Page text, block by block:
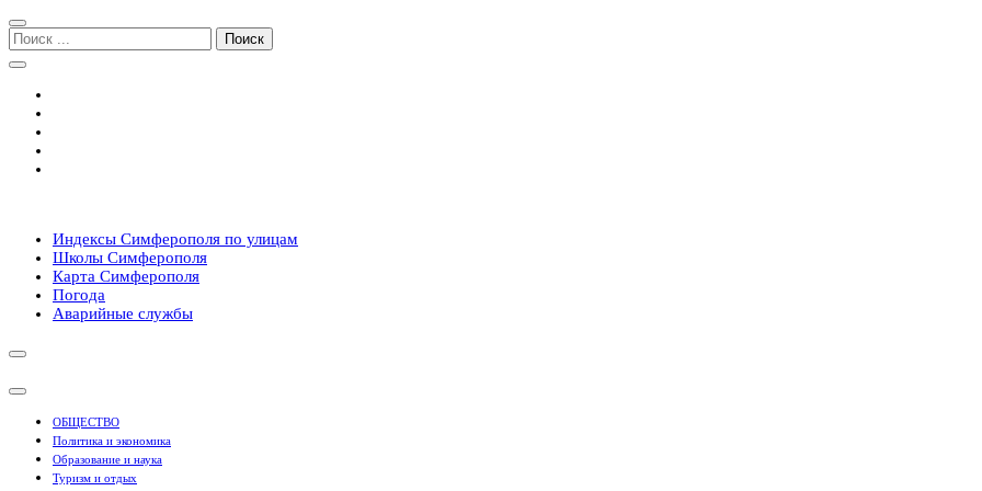
Перейти
к
навигации
Перейти
к
содержимому
Поиск:
Симферополь городской сайт
Индексы Симферополя по улицам
Школы Симферополя
Карта Симферополя
Погода
Аварийные службы
ОБЩЕСТВО
Политика и экономика
Образование и наука
Туризм и отдых